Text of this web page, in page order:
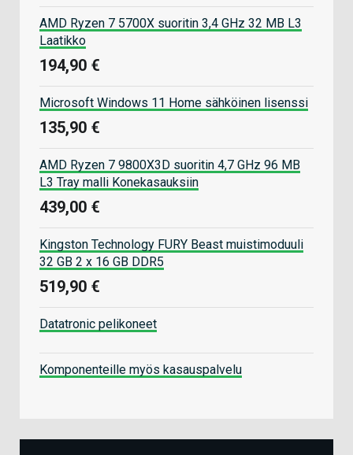
AMD Ryzen 7 5700X suoritin 3,4 GHz 32 MB L3
Laatikko
194,90 €
Microsoft Windows 11 Home sähköinen lisenssi
135,90 €
AMD Ryzen 7 9800X3D suoritin 4,7 GHz 96 MB
L3 Tray malli Konekasauksiin
439,00 €
Kingston Technology FURY Beast muistimoduuli
32 GB 2 x 16 GB DDR5
519,90 €
Datatronic pelikoneet
Komponenteille myös kasauspalvelu